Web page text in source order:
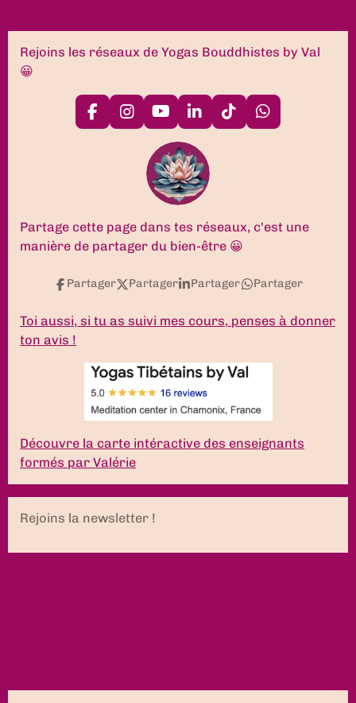
Rejoins les réseaux de Yogas Bouddhistes by Val
😀
F
a
k
I
n
a
m
Y
o
u
T
u
b
e
L
i
n
k
e
d
n
T
i
W
h
p
Partage cette page dans tes réseaux, c'est une
manière de partager du bien-être 😀
Partager Partager Partager Partager
Toi aussi, si tu as suivi mes cours, penses à donner
ton avis !
Découvre la carte intéractive des enseignants
formés par Valérie
Rejoins la newsletter !